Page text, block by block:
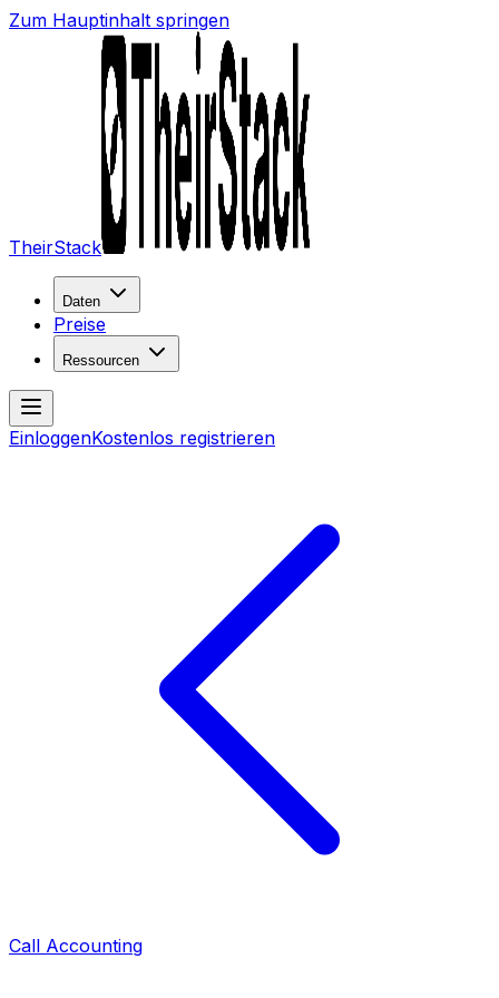
Zum Hauptinhalt springen
TheirStack
Daten
Preise
Ressourcen
EinloggenKostenlos registrieren
Call Accounting